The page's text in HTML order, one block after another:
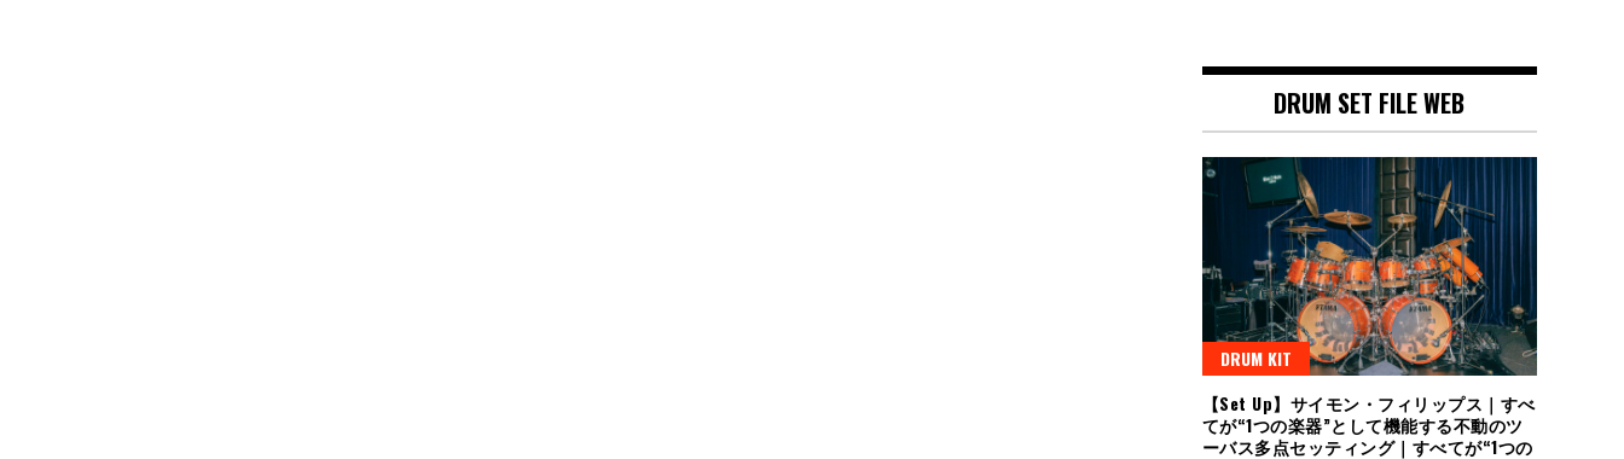
DRUM SET FILE WEB
DRUM KIT
【Set Up】サイモン・フィリップス｜すべ
てが“1つの楽器”として機能する不動のツ
ーバス多点セッティング｜すべてが“1つの